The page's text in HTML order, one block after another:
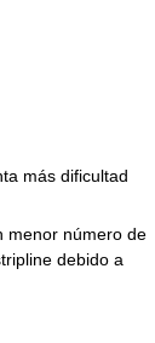
más dificultad
menor número de
debido a